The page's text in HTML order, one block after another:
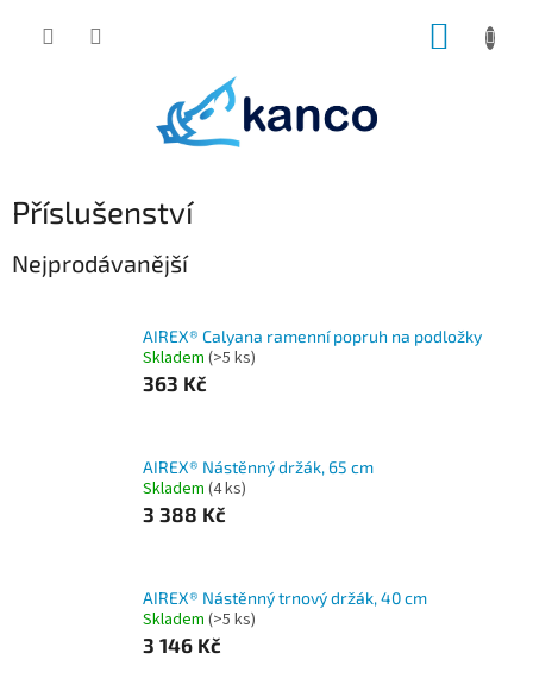
Příslušenství
Nejprodávanější
AIREX® Calyana ramenní popruh na podložky
Skladem (>5 ks)
363 Kč
AIREX® Nástěnný držák, 65 cm
Skladem (4 ks)
3 388 Kč
AIREX® Nástěnný trnový držák, 40 cm
Skladem (>5 ks)
3 146 Kč